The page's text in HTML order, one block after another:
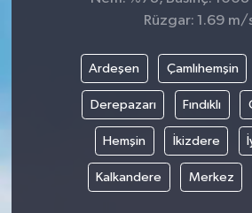
Rüzgar: 1.69 m/
Ardeşen Çamlıhemşin
Derepazarı Fındıklı
Hemşin İkizdere
Kalkandere Merkez